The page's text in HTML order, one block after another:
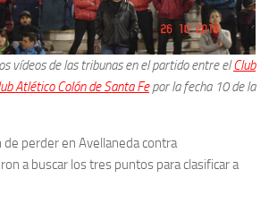
vídeos de las tribunas en el partido entre elClub
Atlético Colón de Santa Fepor la fecha 10 de la
perder en Avellaneda contra
a buscar los tres puntos para clasificar a